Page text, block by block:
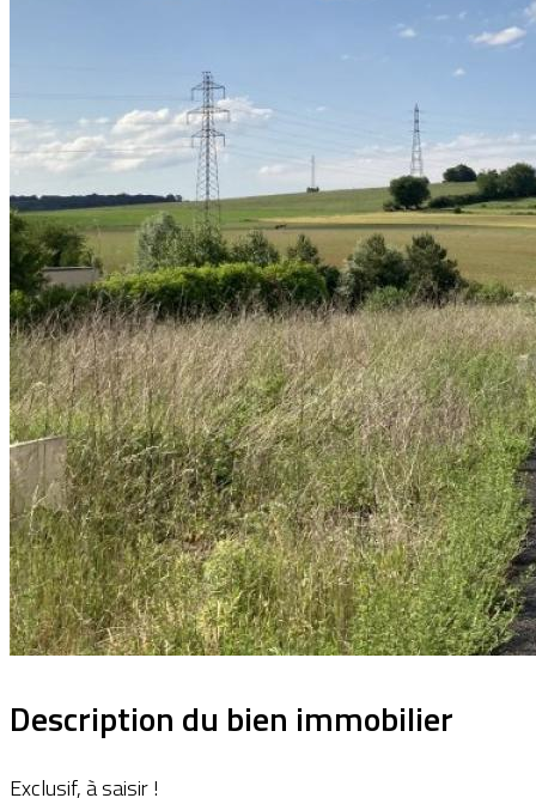
Description du bien immobilier
Exclusif, à saisir !